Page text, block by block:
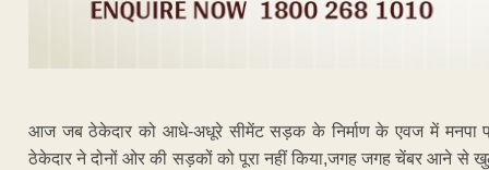
आज जब ठेकेदार को आधे-अधूरे सीमेंट सड़क के निर्माण के एवज में मनपा
ठेकेदार ने दोनों ओर की सड़कों को पूरा नहीं किया,जगह जगह चेंबर आने से